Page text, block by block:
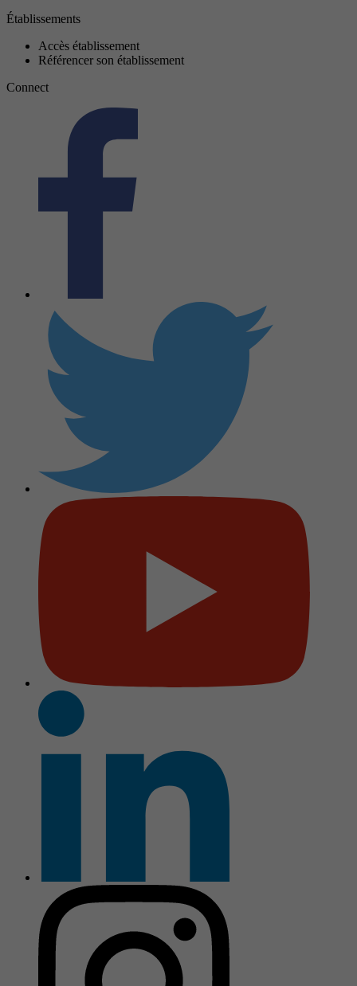
Établissements
Accès établissement
Référencer son établissement
Connect